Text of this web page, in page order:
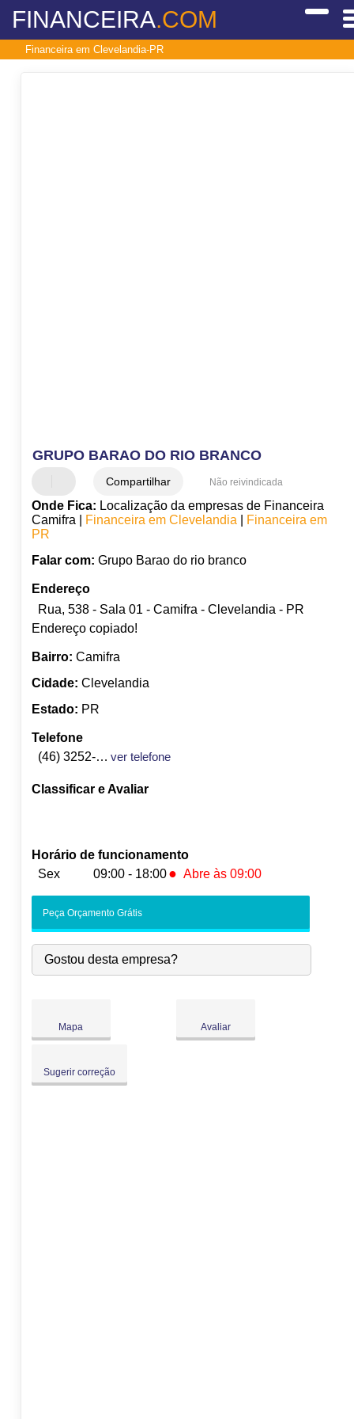
FINANCEIRA.COM
Financeira em Clevelandia-PR
GRUPO BARAO DO RIO BRANCO
Compartilhar Não reivindicada
Onde Fica: Localização da empresas de Financeira
Camifra |
Financeira em Clevelandia|
Financeira em
PR
Falar com: Grupo Barao do rio branco
Endereço
Rua, 538 - Sala 01 - Camifra - Clevelandia - PR
Endereço copiado!
Bairro: Camifra
Cidade: Clevelandia
Estado: PR
Telefone
(46) 3252-2837
ver telefone
Classificar e Avaliar
Horário de funcionamento
Sex
09:00 - 18:00 ● Abre às 09:00
-
Qua:
09:00-18:00
Qui:
09:00-18:00
●
Peça Orçamento Grátis
Gostou desta empresa?
Mapa Avaliar
Sugerir correção